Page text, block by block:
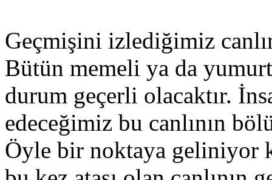
Geçmişini izlediğimiz
Bütün memeli ya da
durum geçerli olacaktır.
edeceğimiz bu canlının
Öyle bir noktaya geliniyor